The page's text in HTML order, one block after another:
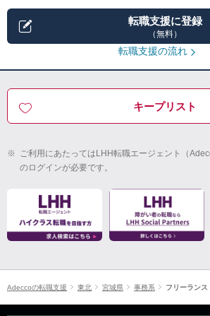
転職支援に登録
（無料）
転職支援の流れ
キープリスト
※ ご利用にあたってはLHH転職エージェント（
のログインが必要です。
Adeccoの転職支援 東北 宮城県 事務系 フリーランス